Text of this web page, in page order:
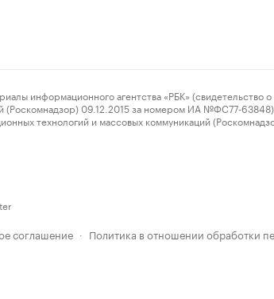
агентства «РБК» (свидетельство о
09.12.2015 за номером ИА №ФС77-63848)
технологий и массовых коммуникаций
соглашение · Политика в отношении обработки